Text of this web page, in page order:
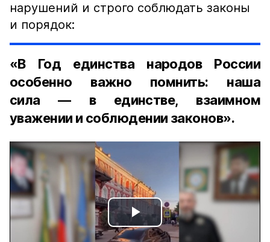
нарушений и строго соблюдать законы
и порядок:
«В Год единства народов России
особенно важно помнить: наша
сила — в единстве, взаимном
уважении и соблюдении законов».
Play